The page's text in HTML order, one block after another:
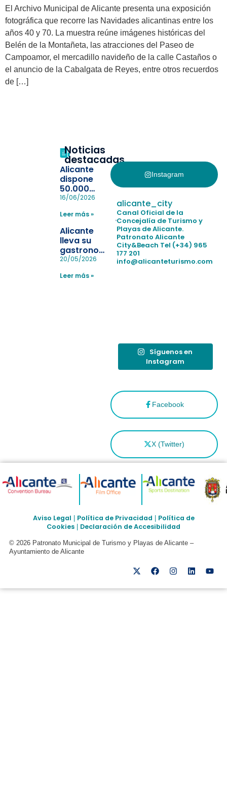
El Archivo Municipal de Alicante presenta una exposición
fotográfica que recorre las Navidades alicantinas entre los
años 40 y 70. La muestra reúne imágenes históricas del
Belén de la Montañeta, las atracciones del Paseo de
Campoamor, el mercadillo navideño de la calle Castaños o
el anuncio de la Cabalgata de Reyes, entre otros recuerdos
de […]
Noticias
destacadas
Alicante
dispone
50.000
pulseras
la
pérdida de niños
en las
playas y
realiza con
éxito un
simulacro de socorrismo
16/06/2026
Leer más »
Alicante
lleva su
gastronomía
a Madrid
reforzar el
20/05/2026
Leer más »
Instagram
Facebook
X (Twitter)
alicante_city
Canal Oficial de la
Concejalía de Turismo y
Playas de Alicante.
Patronato Alicante
City&Beach Tel (+34) 965
177 201
info@alicanteturismo.com
Síguenos en
Instagram
Aviso Legal Política de Privacidad
Política de
Cookies
Declaración de Accesibilidad
© 2026 Patronato Municipal de Turismo y Playas de Alicante –
Ayuntamiento de Alicante